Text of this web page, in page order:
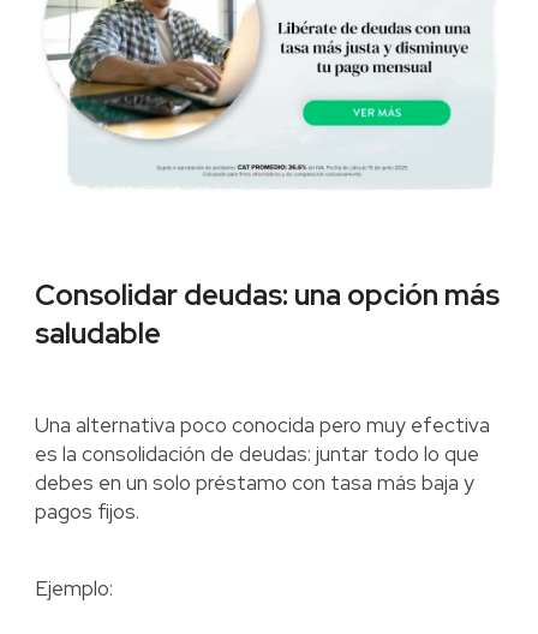
Consolidar deudas: una opción más
saludable
Una alternativa poco conocida pero muy efectiva
es la consolidación de deudas: juntar todo lo que
debes en un solo préstamo con tasa más baja y
pagos fijos.
Ejemplo: